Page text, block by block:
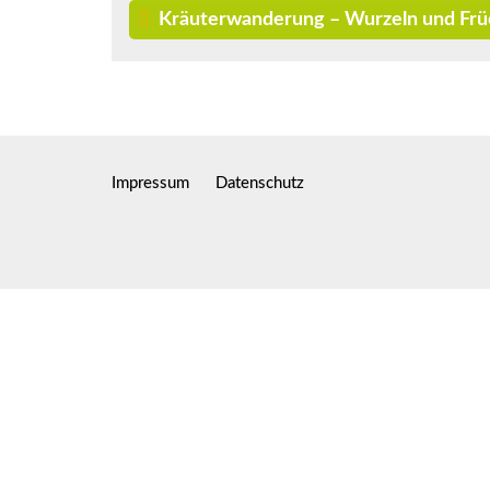
Kräuterwanderung – Wurzeln und
Impressum Datenschutz